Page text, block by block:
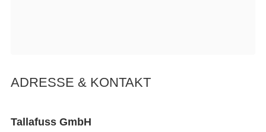
ADRESSE & KONTAKT
Tallafuss GmbH